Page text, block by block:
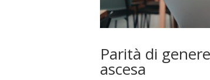
Parità di
ascesa